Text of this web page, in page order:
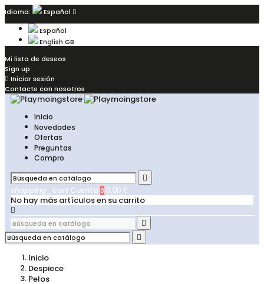
Idioma: Español 
Español
English GB
Mi lista de deseos
Sign up
 Iniciar sesión
Contacte con nosotros
Inicio
Novedades
Ofertas
Preguntas
Compro

shopping_cart Carrito 0 0,00 €
No hay más artículos en su carrito



Inicio
Despiece
Pelos